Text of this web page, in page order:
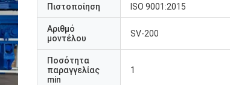
Πιστοποίηση ISO 9001:2015
Αριθμό
μοντέλου
SV-200
Ποσότητα
παραγγελίας
min
1